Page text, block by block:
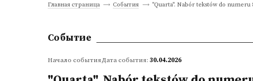
Главная страница События "Quarta". Nabór tekstów do numeru
Событие
Начало событияДата события: 30.04.2026